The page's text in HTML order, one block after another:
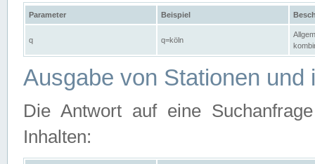
Parameter Beispiel
q q=köln
Ausgabe von Stationen und
Die Antwort auf eine
Inhalten: